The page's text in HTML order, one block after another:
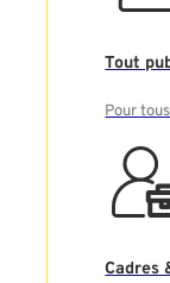
Tout
Pour
Cadres